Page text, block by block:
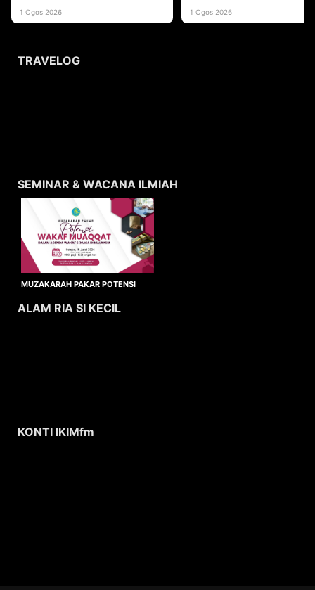
yang memberi ma
1 Ogos 2026
1 Ogos 2026
TRAVELOG
SEMINAR & WACANA ILMIAH
MUZAKARAH PAKAR POTENSI
ALAM RIA SI KECIL
KONTI IKIMfm